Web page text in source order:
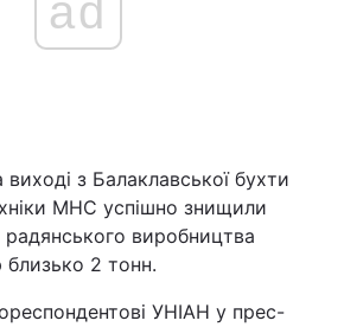
ad
з Балаклавської бухти
МНС успішно знищили
виробництва
2 тонн.
УНІАН у прес-